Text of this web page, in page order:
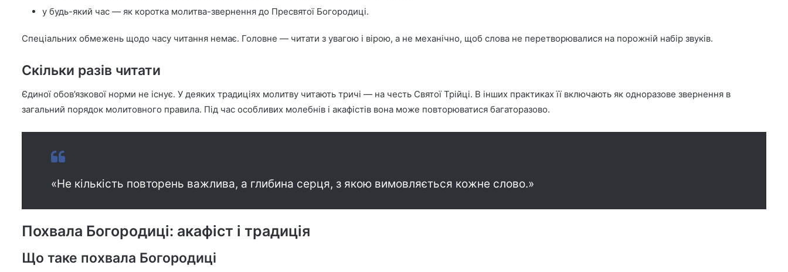
у будь-який час — як коротка молитва-звернення до Пресвятої Богородиці.
Спеціальних обмежень щодо часу читання немає. Головне — читати з увагою і вірою, а не механічно, щоб слова не перетворювалися на порожній набір звуків.
Скільки разів читати
Єдиної обов’язкової норми не існує. У деяких традиціях молитву читають тричі — на честь Святої Трійці. В інших практиках її включають як одноразове звернення в
загальний порядок молитовного правила. Під час особливих молебнів і акафістів вона може повторюватися багаторазово.
«Не кількість повторень важлива, а глибина серця, з якою вимовляється кожне слово.»
Похвала Богородиці: акафіст і традиція
Що таке похвала Богородиці